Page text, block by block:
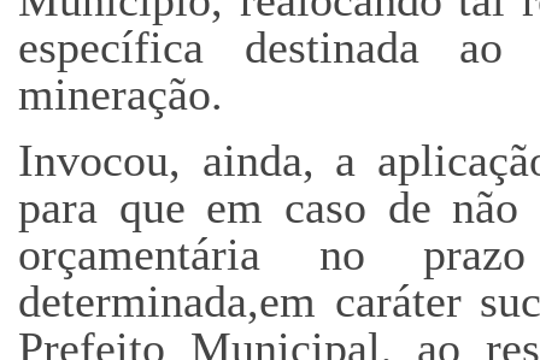
específica destinada
mineração.
Invocou, ainda, a
para que em caso de não
orçamentária no
determinada,em caráter
Prefeito Municipal, ao